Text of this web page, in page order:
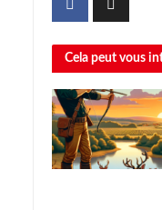
Cela peut vous